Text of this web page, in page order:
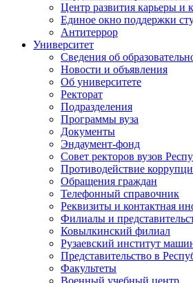
Центр развития карьеры и
Единое окно поддержки
Антитеррор
Университет
Сведения об
Новости и объявления
Об университете
Ректорат
Подразделения
Программы вуза
Документы
Эндаумент-фонд
Совет ректоров вузов
Противодействие
Обращения граждан
Телефонный справочник
Реквизиты и контактная
Филиалы и
Ковылкинский филиал
Рузаевский институт
Представительство в
Факультеты
Военный учебный центр